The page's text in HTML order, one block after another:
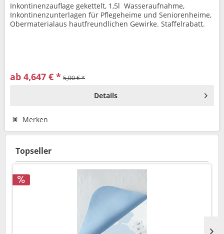
Inkontinenzauflage gekettelt, 1,5l Wasseraufnahme,
Inkontinenzunterlagen für Pflegeheime und Seniorenheime,
Obermaterialaus hautfreundlichen Gewirke. Staffelrabatt.
ab 4,647 € * 5,00 € *
Details
Merken
Topseller